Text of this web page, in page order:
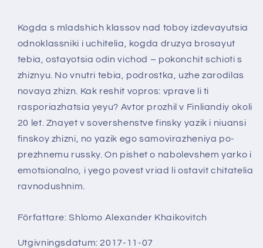
Kogda s mladshich klassov nad toboy izdevayutsia
odnoklassniki i uchitelia, kogda druzya brosayut
tebia, ostayotsia odin vichod – pokonchit schioti s
zhiznyu. No vnutri tebia, podrostka, uzhe zarodilas
novaya zhizn. Kak reshit vopros: vprave li ti
rasporiazhatsia yeyu? Avtor prozhil v Finliandiy okoli
20 let. Znayet v sovershenstve finsky yazik i niuansi
finskoy zhizni, no yazik ego samovirazheniya po-
prezhnemu russky. On pishet o nabolevshem yarko i
emotsionalno, i yego povest vriad li ostavit chitatelia
ravnodushnim.
Författare: Shlomo Alexander Khaikovitch
Utgivningsdatum: 2017-11-07